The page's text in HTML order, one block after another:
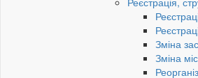
Зміна
Зміна